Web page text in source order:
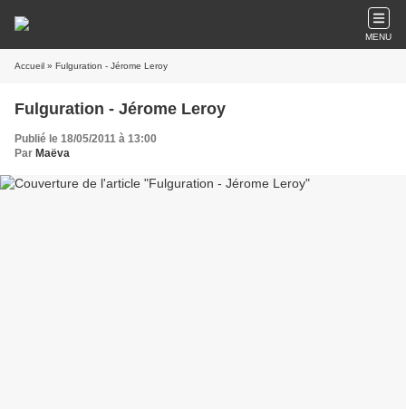
MENU
Accueil » Fulguration - Jérome Leroy
Fulguration - Jérome Leroy
Publié le 18/05/2011 à 13:00
Par Maëva